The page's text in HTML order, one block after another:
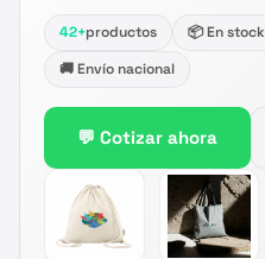
42+productos 📦 En stock
🚚 Envío nacional
💬 Cotizar ahora